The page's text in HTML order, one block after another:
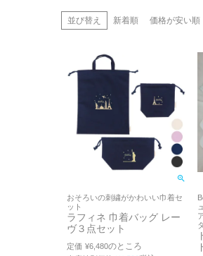
並び替え 新着順 価格が安い順
おそろいの刺繍がかわいい巾着セ
ット
ラフィネ 巾着バッグ レー
ヴ３点セット
定価 ¥6,480のところ